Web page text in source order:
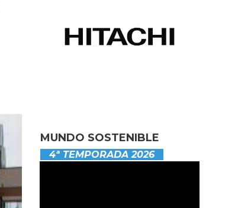
MUNDO SOSTENIBLE
4ª TEMPORADA 2026